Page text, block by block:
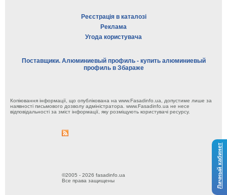
Личный кабинет
Реєстрація в каталозі
Реклама
Угода користувача
Поставщики. Алюминиевый профиль - купить алюминиевый
профиль в Збараже
Копіювання інформації, що опублікована на www.Fasadinfo.ua, допустиме лише за
наявності письмового дозволу адміністратора. www.Fasadinfo.ua не несе
відповідальності за зміст інформації, яку розміщують користувачі ресурсу.
©2005 - 2026 fasadinfo.ua
Все права защищены